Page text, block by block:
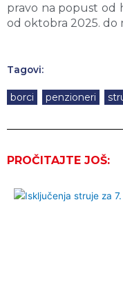
pravo na popust od
od oktobra 2025. do
Tagovi:
borci penzioneri
PROČITAJTE JOŠ: